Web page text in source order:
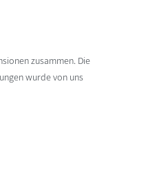
zusammen. Die
wurde von uns